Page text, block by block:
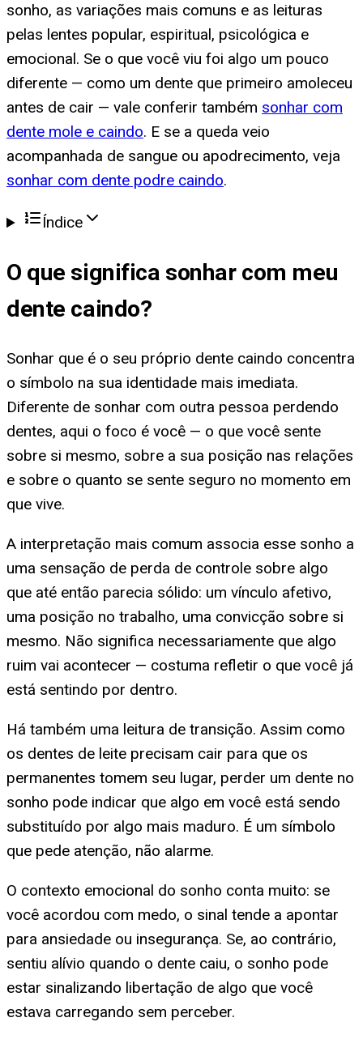
sonho, as variações mais comuns e as leituras
pelas lentes popular, espiritual, psicológica e
emocional. Se o que você viu foi algo um pouco
diferente — como um dente que primeiro amoleceu
antes de cair — vale conferir também sonhar com
dente mole e caindo. E se a queda veio
acompanhada de sangue ou apodrecimento, veja
sonhar com dente podre caindo.
Índice
O que significa sonhar com meu
dente caindo?
Sonhar que é o seu próprio dente caindo concentra
o símbolo na sua identidade mais imediata.
Diferente de sonhar com outra pessoa perdendo
dentes, aqui o foco é você — o que você sente
sobre si mesmo, sobre a sua posição nas relações
e sobre o quanto se sente seguro no momento em
que vive.
A interpretação mais comum associa esse sonho a
uma sensação de perda de controle sobre algo
que até então parecia sólido: um vínculo afetivo,
uma posição no trabalho, uma convicção sobre si
mesmo. Não significa necessariamente que algo
ruim vai acontecer — costuma refletir o que você já
está sentindo por dentro.
Há também uma leitura de transição. Assim como
os dentes de leite precisam cair para que os
permanentes tomem seu lugar, perder um dente no
sonho pode indicar que algo em você está sendo
substituído por algo mais maduro. É um símbolo
que pede atenção, não alarme.
O contexto emocional do sonho conta muito: se
você acordou com medo, o sinal tende a apontar
para ansiedade ou insegurança. Se, ao contrário,
sentiu alívio quando o dente caiu, o sonho pode
estar sinalizando libertação de algo que você
estava carregando sem perceber.